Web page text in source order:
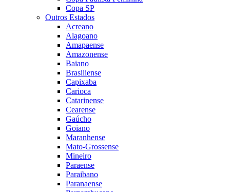
Copa SP
Outros Estados
Acreano
Alagoano
Amapaense
Amazonense
Baiano
Brasiliense
Capixaba
Carioca
Catarinense
Cearense
Gaúcho
Goiano
Maranhense
Mato-Grossense
Mineiro
Paraense
Paraibano
Paranaense